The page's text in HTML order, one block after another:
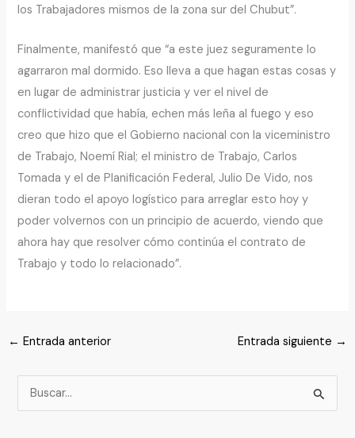
los Trabajadores mismos de la zona sur del Chubut”.
Finalmente, manifestó que “a este juez seguramente lo
agarraron mal dormido. Eso lleva a que hagan estas cosas y
en lugar de administrar justicia y ver el nivel de
conflictividad que había, echen más leña al fuego y eso
creo que hizo que el Gobierno nacional con la viceministro
de Trabajo, Noemí Rial; el ministro de Trabajo, Carlos
Tomada y el de Planificación Federal, Julio De Vido, nos
dieran todo el apoyo logístico para arreglar esto hoy y
poder volvernos con un principio de acuerdo, viendo que
ahora hay que resolver cómo continúa el contrato de
Trabajo y todo lo relacionado”.
← Entrada anterior Entrada siguiente →
u